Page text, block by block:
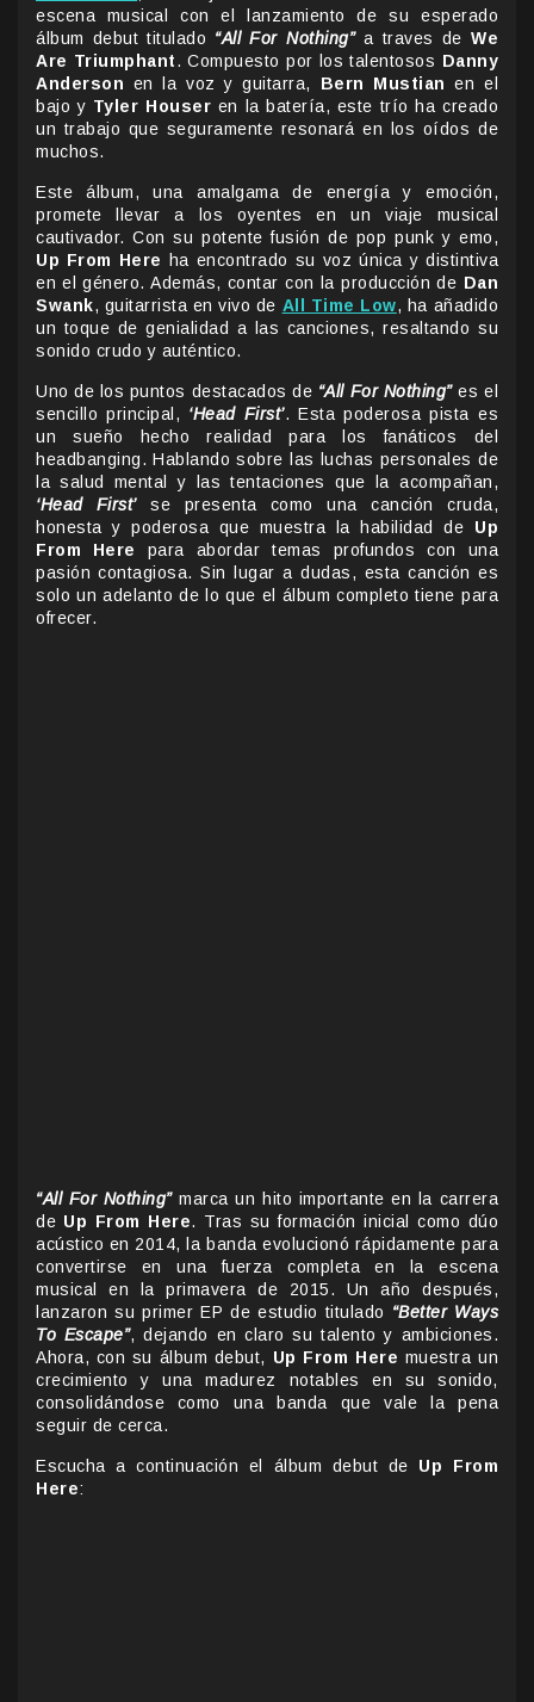
escena musical con el lanzamiento de su esperado
álbum debut titulado “All For Nothing”a traves deWe
Are Triumphant. Compuesto por los talentosos Danny
Anderson en la voz y guitarra, Bern Mustian en el
bajo y Tyler Houser en la batería, este trío ha creado
un trabajo que seguramente resonará en los oídos de
muchos.
Este álbum, una amalgama de energía y emoción,
promete llevar a los oyentes en un viaje musical
cautivador. Con su potente fusión de pop punk y emo,
Up From Here
ha encontrado su voz única y distintiva
en el género. Además, contar con la producción de Dan
Swank, guitarrista en vivo de All Time Low, ha añadido
un toque de genialidad a las canciones, resaltando su
sonido crudo y auténtico.
Uno de los puntos destacados de “All For Nothing”es el
sencillo principal, ‘Head First’. Esta poderosa pista es
un sueño hecho realidad para los fanáticos del
headbanging. Hablando sobre las luchas personales de
la salud mental y las tentaciones que la acompañan,
‘Head First’se presenta como una canción cruda,
honesta y poderosa que muestra la habilidad de Up
From Here
para abordar temas profundos con una
pasión contagiosa. Sin lugar a dudas, esta canción es
solo un adelanto de lo que el álbum completo tiene para
ofrecer.
“All For Nothing”marca un hito importante en la carrera
de Up From Here. Tras su formación inicial como dúo
acústico en 2014, la banda evolucionó rápidamente para
convertirse en una fuerza completa en la escena
musical en la primavera de 2015. Un año después,
lanzaron su primer EP de estudio titulado “Better Ways
To Escape”, dejando en claro su talento y ambiciones.
Ahora, con su álbum debut, Up From Here muestra un
crecimiento y una madurez notables en su sonido,
consolidándose como una banda que vale la pena
seguir de cerca.
Escucha a continuación el álbum debut de Up From
Here: